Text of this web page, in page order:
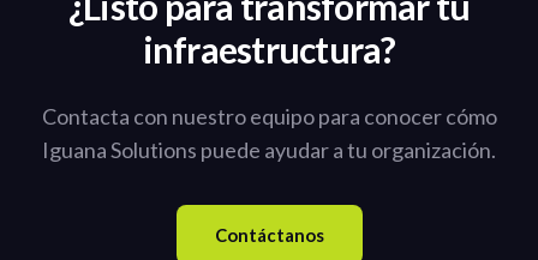
infraestructura?
Contacta con nuestro equipo para conocer cómo
Iguana Solutions puede ayudar a tu organización.
Contáctanos